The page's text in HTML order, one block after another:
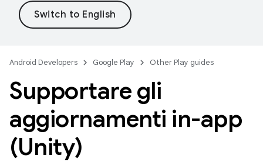
Android Developers Google Play Other Play guides
Supportare gli
aggiornamenti in-app
(Unity)